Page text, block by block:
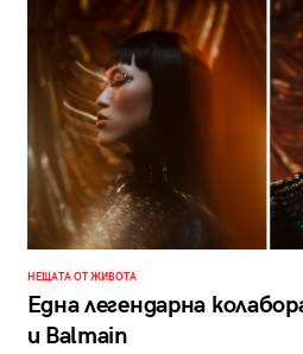
НЕЩАТА ОТ ЖИВОТА
Една легендарна
и Balmain